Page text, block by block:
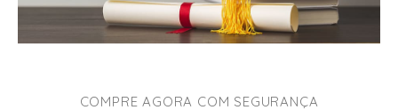
COMPRE AGORA COM SEGURANÇA